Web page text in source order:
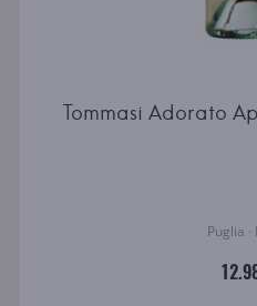
Tommasi Adorato
Puglia